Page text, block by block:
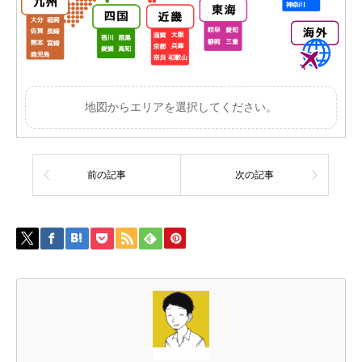
地図からエリアを選択してください。
前の記事 次の記事